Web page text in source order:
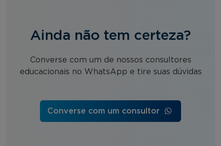
Ainda não tem certeza?
Converse com um de nossos consultores
educacionais no WhatsApp e tire suas dúvidas
Converse com um consultor